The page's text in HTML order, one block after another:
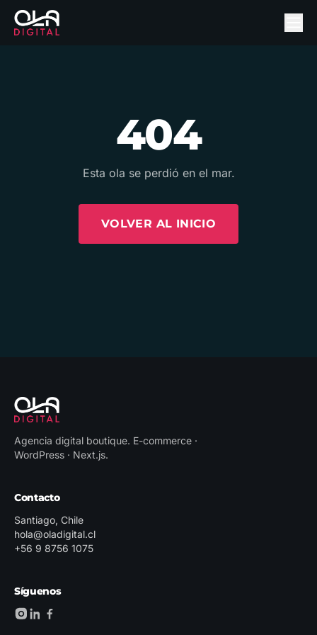
404
Esta ola se perdió en el mar.
VOLVER AL INICIO
Agencia digital boutique. E-commerce ·
WordPress · Next.js.
Contacto
Santiago, Chile
hola@oladigital.cl
+56 9 8756 1075
Síguenos